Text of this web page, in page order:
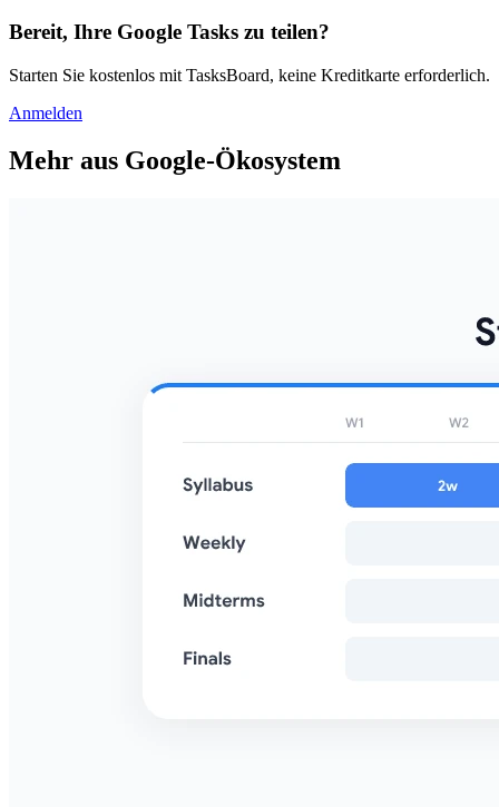
Bereit, Ihre Google Tasks zu teilen?
Starten Sie kostenlos mit TasksBoard, keine Kreditkarte erforderlich.
Anmelden
Mehr aus Google-Ökosystem